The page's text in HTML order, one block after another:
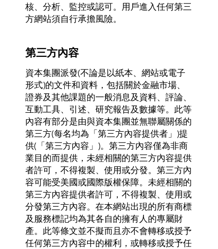
核、分析、監控或認可。用戶進入任何第三
方網站須自行承擔風險。
第三方內容
資本集團派發(不論是以紙本、網站或電子
形式)的文件和資料，包括關於金融市場、
證券及其他課題的一般消息及資料、評論、
互動工具、引述、研究報告及數據等。此等
內容有部分是由與資本集團並無聯屬關係的
第三方(每名均為「第三方內容提供者」)提
供(「第三方內容」)。第三方內容僅為非商
業目的而提供，未經相關的第三方內容提供
者許可，不得複製、使用或分發。第三方內
容可能受美國或國際版權保障。未經相關的
第三方內容提供者許可，不得複製、使用或
分發第三方內容。在本網站出現的所有商標
及服務標記均為其各自的擁有人的專屬財
產。此等條文並不擬而且亦不會轉移或授予
任何第三方內容中的權利，或轉移或授予任